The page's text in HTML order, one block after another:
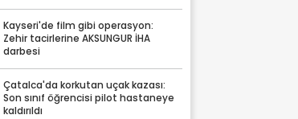
Kayseri'de film gibi operasyon:
Zehir tacirlerine AKSUNGUR İHA
darbesi
Çatalca'da korkutan uçak kazası:
Son sınıf öğrencisi pilot hastaneye
kaldırıldı